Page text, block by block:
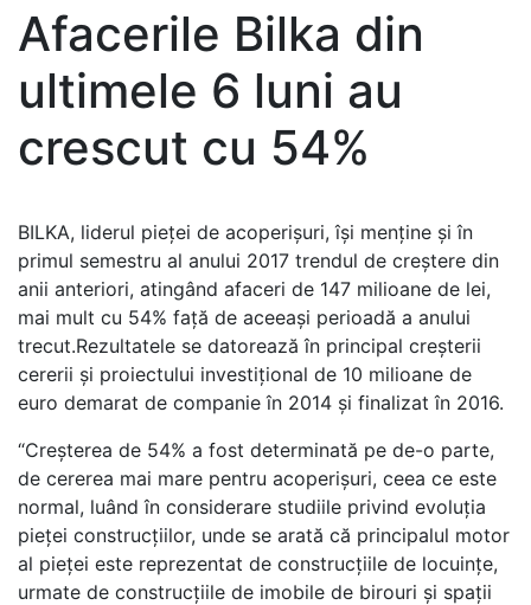
Afacerile Bilka din
ultimele 6 luni au
crescut cu 54%
BILKA, liderul pieței de acoperișuri, își menține și în
primul semestru al anului 2017 trendul de creștere din
anii anteriori, atingând afaceri de 147 milioane de lei,
mai mult cu 54% față de aceeași perioadă a anului
trecut.Rezultatele se datorează în principal creșterii
cererii și proiectului investițional de 10 milioane de
euro demarat de companie în 2014 și finalizat în 2016.
“Creşterea de 54% a fost determinată pe de-o parte,
de cererea mai mare pentru acoperișuri, ceea ce este
normal, luând în considerare studiile privind evoluţia
pieţei construcţiilor, unde se arată că principalul motor
al pieței este reprezentat de construcţiile de locuinţe,
urmate de construcţiile de imobile de birouri şi spaţii